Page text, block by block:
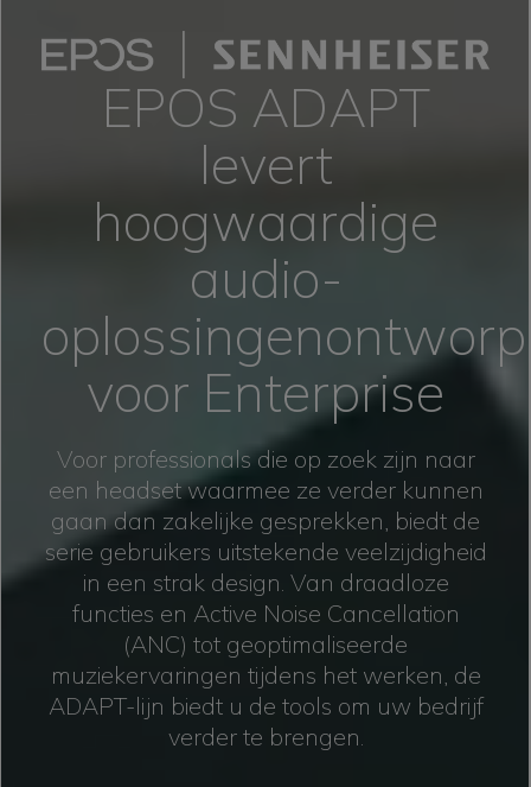
EPOS ADAPT
levert
hoogwaardige
audio-
oplossingen
voor Enterprise
Voor professionals die op zoek zijn naar
een headset waarmee ze verder kunnen
gaan dan zakelijke gesprekken, biedt de
serie gebruikers uitstekende veelzijdigheid
in een strak design. Van draadloze
functies en Active Noise Cancellation
(ANC) tot geoptimaliseerde
muziekervaringen tijdens het werken, de
ADAPT-lijn biedt u de tools om uw bedrijf
verder te brengen.